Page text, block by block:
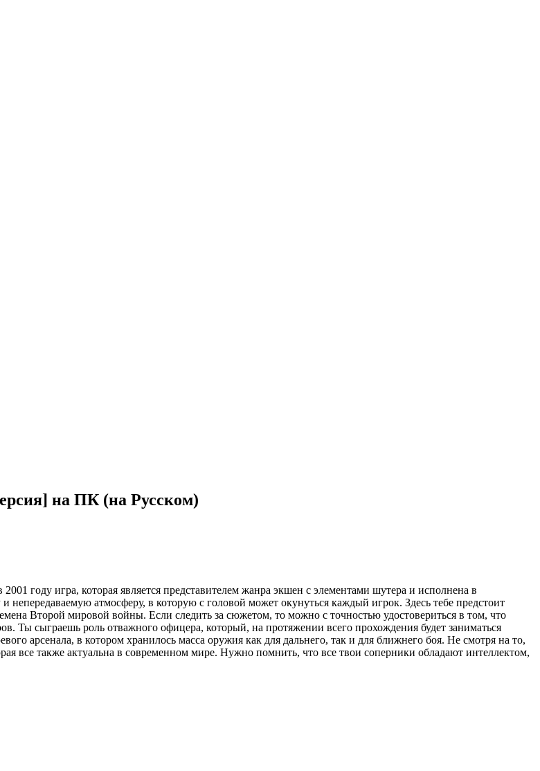
на ПК (на Русском)
году игра, которая является представителем жанра экшен с элементами шутера и исполнена в
атмосферу, в которую с головой может окунуться каждый игрок. Здесь тебе предстоит
Второй мировой войны. Если следить за сюжетом, то можно с точностью удостовериться в том, что
Ты сыграешь роль отважного офицера, который, на протяжении всего прохождения будет заниматься
арсенала, в котором хранилось масса оружия как для дальнего, так и для ближнего боя. Не смотря на то,
все также актуальна в современном мире. Нужно помнить, что все твои соперники обладают интеллектом,